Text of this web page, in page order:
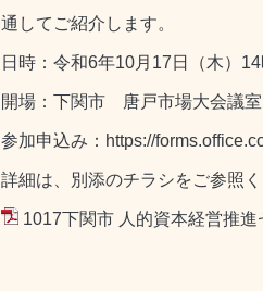
通してご紹介します。
日時：令和6年10月17日（木）14
開場：下関市 唐戸市場大会議室
参加申込み：https://
詳細は、別添のチラシをご参照く
1017下関市 人的資本経営推